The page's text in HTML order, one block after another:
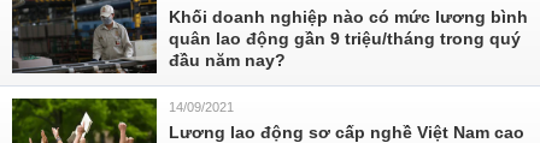
Khối doanh nghiệp nào có mức lương bình
quân lao động gần 9 triệu/tháng trong quý
đầu năm nay?
14/09/2021
Lương lao động sơ cấp nghề Việt Nam cao